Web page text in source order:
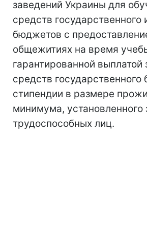
заведений Украины для
средств государственного
бюджетов с
общежитиях на время
гарантированной выплатой
средств
стипендии в размере
минимума, установленного
трудоспособных лиц.